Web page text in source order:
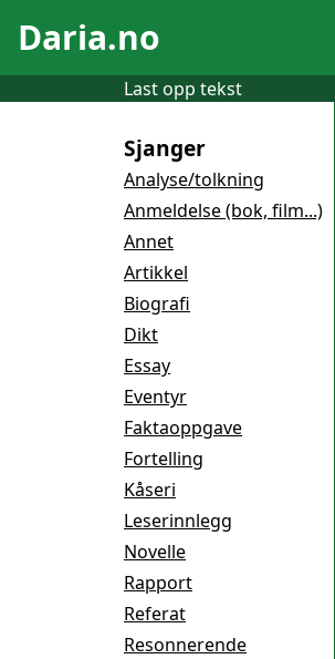
Daria.no
Last opp tekst
Sjanger
Analyse/tolkning
Anmeldelse (bok, film...)
Annet
Artikkel
Biografi
Dikt
Essay
Eventyr
Faktaoppgave
Fortelling
Kåseri
Leserinnlegg
Novelle
Rapport
Referat
Resonnerende